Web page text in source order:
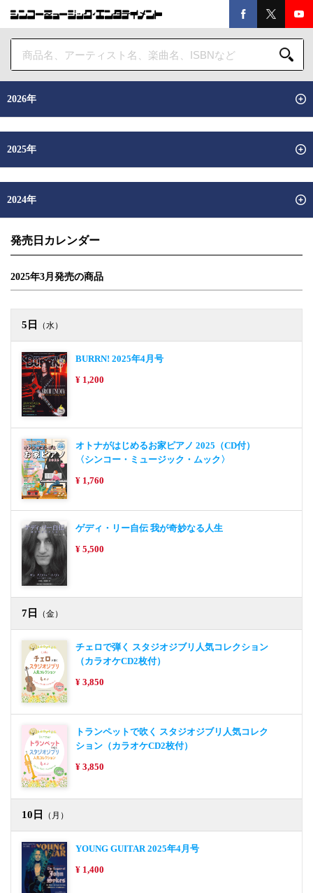
2026年
2025年
2024年
発売日カレンダー
2025年3月 発売の商品
5日 （水）
BURRN! 2025年4月号
¥ 1,200
オトナがはじめるお家ピアノ 2025（CD付）
〈シンコー・ミュージック・ムック〉
¥ 1,760
ゲディ・リー自伝 我が奇妙なる人生
¥ 5,500
7日 （金）
チェロで弾く スタジオジブリ人気コレクション
（カラオケCD2枚付）
¥ 3,850
トランペットで吹く スタジオジブリ人気コレク
ション（カラオケCD2枚付）
¥ 3,850
10日 （月）
YOUNG GUITAR 2025年4月号
¥ 1,400